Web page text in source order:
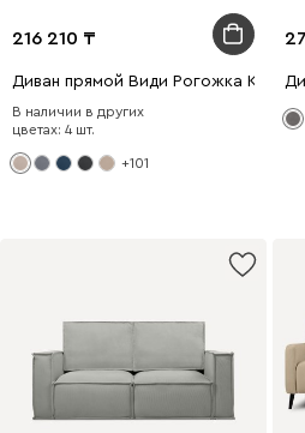
216 210
Диван прямой Види Рогожка
В наличии в других
цветах: 4 шт.
+101